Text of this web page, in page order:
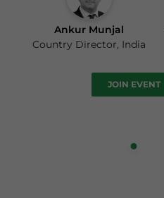
Ankur Munjal
Country Director, India
JOIN EVENT